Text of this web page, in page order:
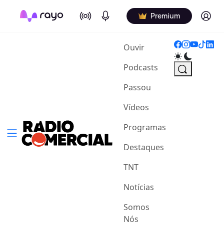
On Air Podcasts Premium Log in
Ouvir(current)
Podcasts
Passou
Vídeos
Programas
Destaques
TNT
Notícias
Somos
Nós